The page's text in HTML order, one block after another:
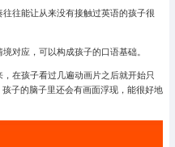
往能让从来没有接触过英语的孩子很
对应，可以构成孩子的口语基础。
在孩子看过几遍动画片之后就开始只
子的脑子里还会有画面浮现，能很好地